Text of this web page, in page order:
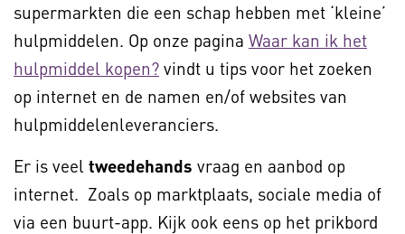
supermarkten die een schap hebben met ‘kleine’
hulpmiddelen. Op onze pagina Waar kan ik het
hulpmiddel kopen? vindt u tips voor het zoeken
op internet en de namen en/of websites van
hulpmiddelenleveranciers.
Er is veel tweedehands vraag en aanbod op
internet. Zoals op marktplaats, sociale media of
via een buurt-app. Kijk ook eens op het prikbord